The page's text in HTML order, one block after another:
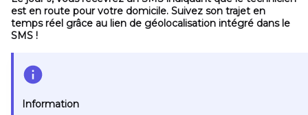
est en route pour votre domicile. Suivez son trajet en
temps réel grâce au lien de géolocalisation intégré dans le
SMS !
Information